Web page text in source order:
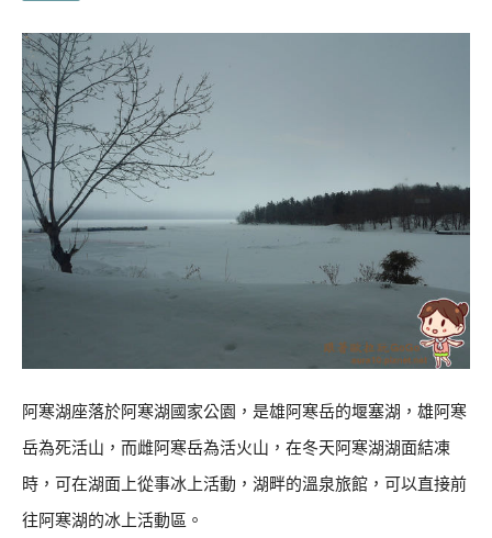
阿寒湖座落於阿寒湖國家公園，是雄阿寒岳的堰塞湖，雄阿寒
岳為死活山，而雌阿寒岳為活火山，在冬天阿寒湖湖面結凍
時，可在湖面上從事冰上活動，湖畔的溫泉旅館，可以直接前
往阿寒湖的冰上活動區。